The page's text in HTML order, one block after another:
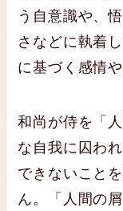
う自意識や、
さなどに執着
に基づく感情
和尚が侍を「
な自我に囚わ
できないこと
ん。「人間の